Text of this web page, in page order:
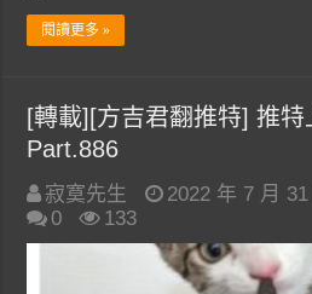
閱讀更多 »
[轉載][方吉君翻推特] 推特
Part.886
寂寞先生 2022 年 7 月 31
0
133